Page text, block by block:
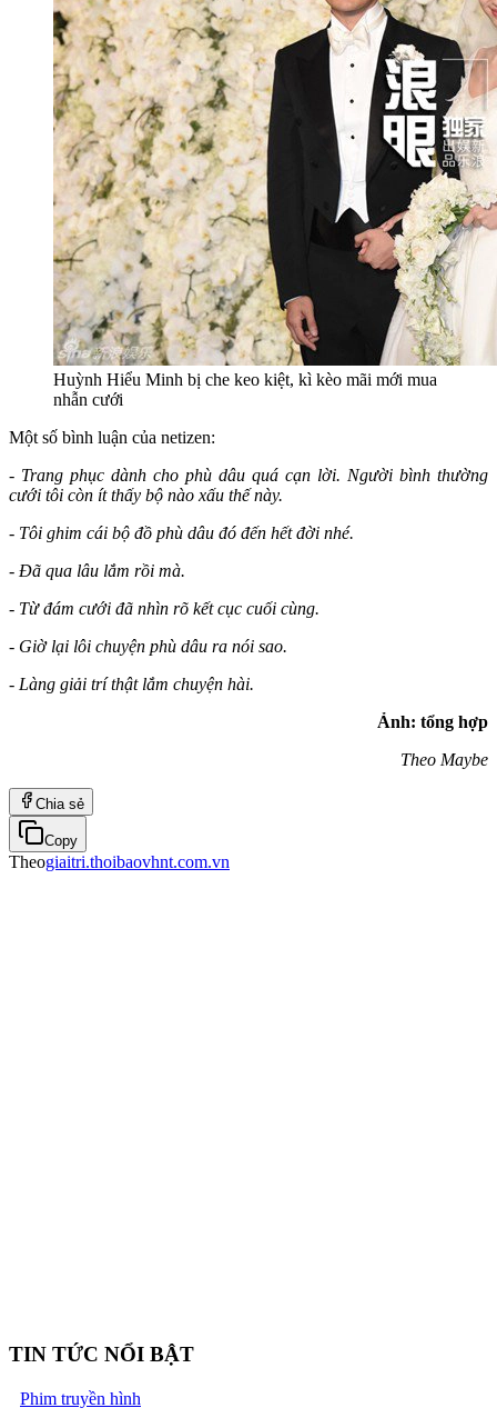
Huỳnh Hiểu Minh bị che keo kiệt, kì kèo mãi mới mua
nhẫn cưới
Một số bình luận của netizen:
- Trang phục dành cho phù dâu quá cạn lời. Người bình thường
cưới tôi còn ít thấy bộ nào xấu thế này.
- Tôi ghim cái bộ đồ phù dâu đó đến hết đời nhé.
- Đã qua lâu lắm rồi mà.
- Từ đám cưới đã nhìn rõ kết cục cuối cùng.
- Giờ lại lôi chuyện phù dâu ra nói sao.
- Làng giải trí thật lắm chuyện hài.
Ảnh: tổng hợp
Theo Maybe
Chia sẻ
Copy
Theogiaitri.thoibaovhnt.com.vn
TIN TỨC NỔI BẬT
Phim truyền hình